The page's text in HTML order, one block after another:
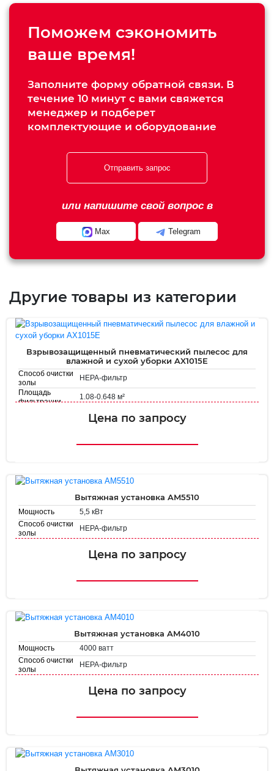
Поможем сэкономить
ваше время!
Заполните форму обратной связи. В
течение 10 минут с вами свяжется
менеджер и подберет
комплектующие и оборудование
Отправить запрос
или напишите свой вопрос в
Max Telegram
Другие товары из категории
Взрывозащищенный пневматический пылесос для
влажной и сухой уборки AX1015E
Способ очистки
золы
HEPA-фильтр
Площадь
фильтрации
1.08-0.648 м²
Цена по запросу
Вытяжная установка AM5510
Мощность
5,5 кВт
Способ очистки
золы
HEPA-фильтр
Цена по запросу
Вытяжная установка AM4010
Мощность
4000 ватт
Способ очистки
золы
HEPA-фильтр
Цена по запросу